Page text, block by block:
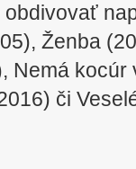
Ženba
Nemá kocúr
či